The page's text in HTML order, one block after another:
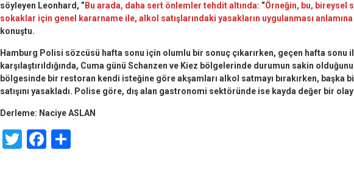
söyleyen Leonhard, ” Bu arada, daha sert önlemler tehdit altında: “Örneğin, bu, bireysel
sokaklar için genel kararname ile, alkol satışlarındaki yasakların uygulanması
konuştu.
Hamburg Polisi sözcüsü hafta sonu için olumlu bir sonuç çıkarırken, geçen hafta sonu
karşılaştırıldığında, Cuma günü Schanzen ve Kiez bölgelerinde durumun sakin
bölgesinde bir restoran kendi isteğine göre akşamları alkol satmayı bırakırken, başka
satışını yasakladı. Polise göre, dış alan gastronomi sektöründe ise kayda değer bir
Derleme: Naciye ASLAN
TwitterFacebook
Share